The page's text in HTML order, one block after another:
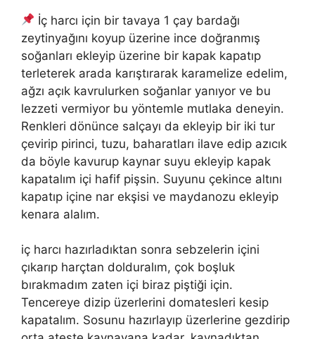
İç harcı için bir tavaya 1 çay bardağı
zeytinyağını koyup üzerine ince doğranmış
soğanları ekleyip üzerine bir kapak kapatıp
terleterek arada karıştırarak karamelize edelim,
ağzı açık kavrulurken soğanlar yanıyor ve bu
lezzeti vermiyor bu yöntemle mutlaka deneyin.
Renkleri dönünce salçayı da ekleyip bir iki tur
çevirip pirinci, tuzu, baharatları ilave edip azıcık
da böyle kavurup kaynar suyu ekleyip kapak
kapatalım içi hafif pişsin. Suyunu çekince altını
kapatıp içine nar ekşisi ve maydanozu ekleyip
kenara alalım.
iç harcı hazırladıktan sonra sebzelerin içini
çıkarıp harçtan dolduralım, çok boşluk
bırakmadım zaten içi biraz piştiği için.
Tencereye dizip üzerlerini domatesleri kesip
kapatalım. Sosunu hazırlayıp üzerlerine gezdirip